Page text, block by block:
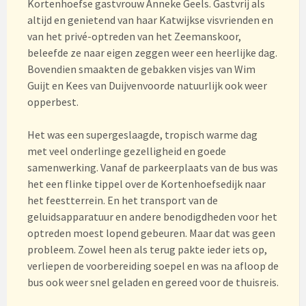
Kortenhoefse gastvrouw Anneke Geels. Gastvrij als
altijd en genietend van haar Katwijkse visvrienden en
van het privé-optreden van het Zeemanskoor,
beleefde ze naar eigen zeggen weer een heerlijke dag.
Bovendien smaakten de gebakken visjes van Wim
Guijt en Kees van Duijvenvoorde natuurlijk ook weer
opperbest.
Het was een supergeslaagde, tropisch warme dag
met veel onderlinge gezelligheid en goede
samenwerking. Vanaf de parkeerplaats van de bus was
het een flinke tippel over de Kortenhoefsedijk naar
het feestterrein. En het transport van de
geluidsapparatuur en andere benodigdheden voor het
optreden moest lopend gebeuren. Maar dat was geen
probleem. Zowel heen als terug pakte ieder iets op,
verliepen de voorbereiding soepel en was na afloop de
bus ook weer snel geladen en gereed voor de thuisreis.